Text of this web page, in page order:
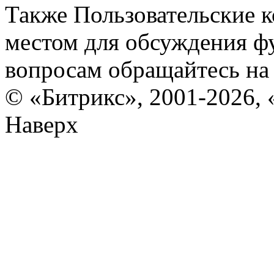
Также Пользовательские
местом для обсуждения
вопросам обращайтесь
© «Битрикс», 2001-2026,
Наверх